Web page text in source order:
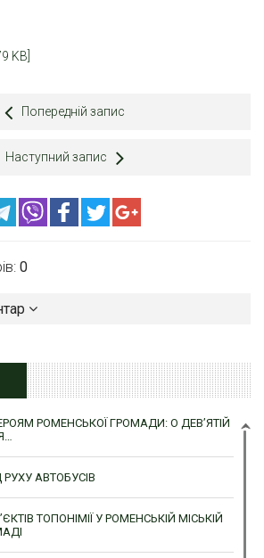
KB]
Попередній запис
Наступний запис
0
РОМЕНСЬКОЇ ГРОМАДИ: О ДЕВ’ЯТІЙ
АВТОБУСІВ
ТОПОНІМІЇ У РОМЕНСЬКІЙ МІСЬКІЙ